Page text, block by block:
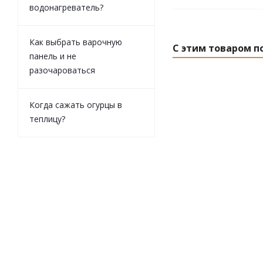
С этим товаром
водонагреватель?
Как выбрать варочную
панель и не
разочароваться
Когда сажать огурцы в
теплицу?